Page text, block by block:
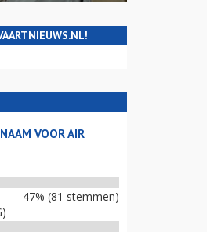
VOOR AIR
47% (81 stemmen)